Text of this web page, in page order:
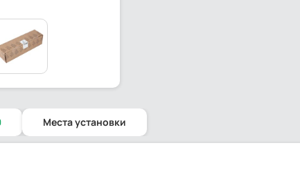
Места установки